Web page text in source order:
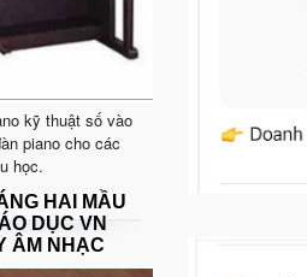
kỹ thuật số vào
piano cho các
học.
HAI MẦU
DỤC VN
ÂM NHẠC